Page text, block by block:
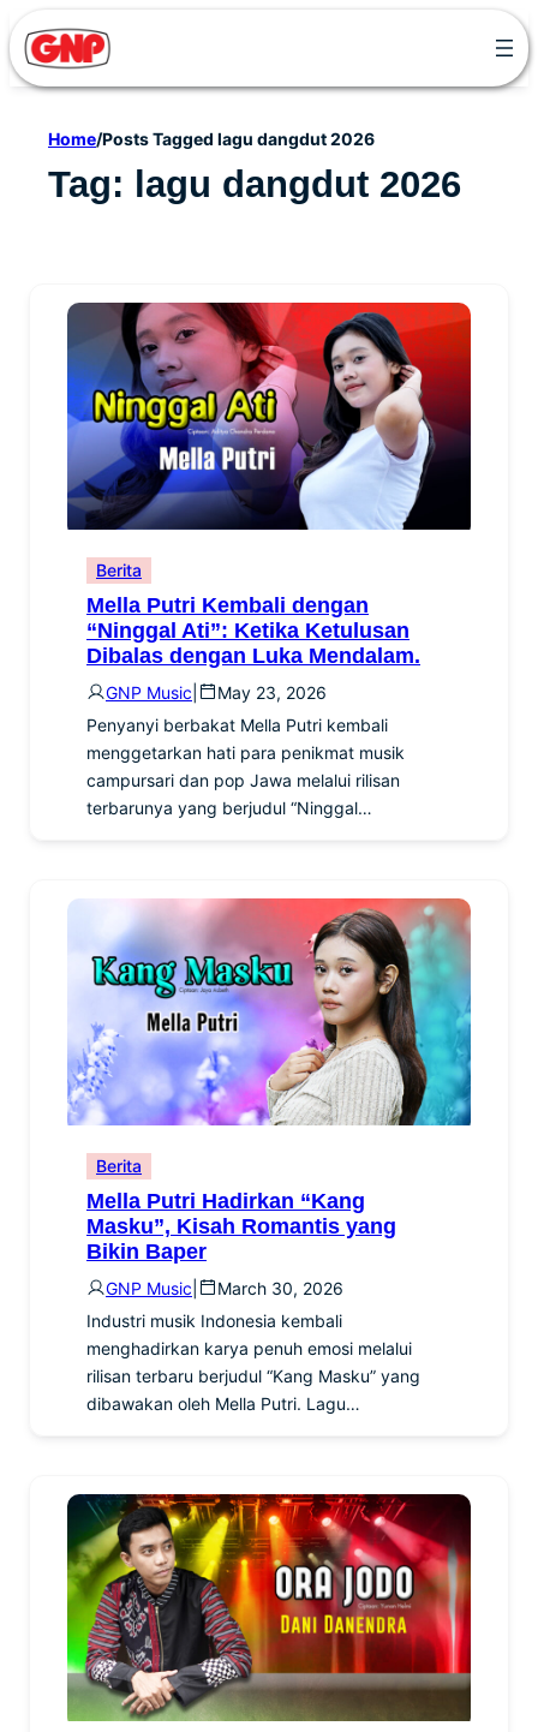
to
content
Home/Posts Tagged lagu dangdut 2026
Tag: lagu dangdut 2026
Berita
Mella Putri Kembali dengan
“Ninggal Ati”: Ketika Ketulusan
Dibalas dengan Luka Mendalam.
GNP Music
May 23, 2026
Penyanyi berbakat Mella Putri kembali
menggetarkan hati para penikmat musik
campursari dan pop Jawa melalui rilisan
terbarunya yang berjudul “Ninggal…
Berita
Mella Putri Hadirkan “Kang
Masku”, Kisah Romantis yang
Bikin Baper
GNP Music
March 30, 2026
Industri musik Indonesia kembali
menghadirkan karya penuh emosi melalui
rilisan terbaru berjudul “Kang Masku” yang
dibawakan oleh Mella Putri. Lagu…